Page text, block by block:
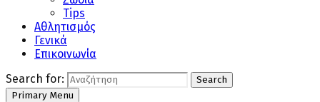
Tips
Αθλητισμός
Γενικά
Επικοινωνία
Search for:
Search
Primary Menu